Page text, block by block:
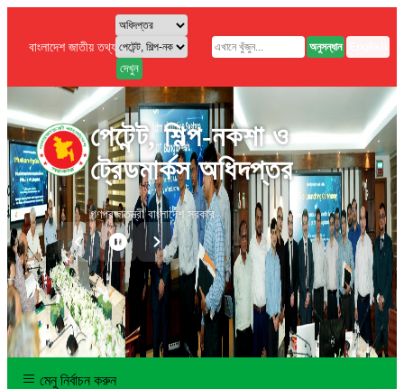
বাংলাদেশ জাতীয় তথ্য বাতায়ন
দেখুন
অনুসন্ধান
পেটেন্ট, শিল্প-নকশা ও
ট্রেডমার্কস অধিদপ্তর
গণপ্রজাতন্ত্রী বাংলাদেশ সরকার
মেনু নির্বাচন করুন